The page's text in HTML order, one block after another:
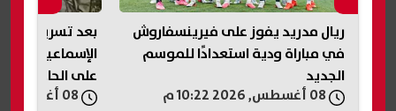
ريال مدريد يفوز على فيرينسفاروش
في مباراة ودية استعدادًا للموسم
الجديد
بعد تسريب
الإسماعيلية..
على الحادث
مياه